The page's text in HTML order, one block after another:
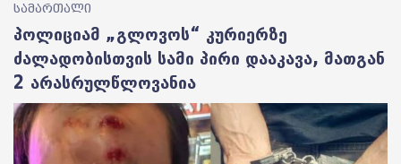
სამართალი
პოლიციამ „გლოვოს“ კურიერზე
ძალადობისთვის სამი პირი დააკავა, მათგან
2 არასრულწლოვანია